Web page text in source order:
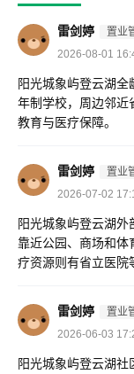
雷剑婷
置业
2026-08-01
阳光城象屿登云湖全
年制学校，周边邻近
教育与医疗保障。
雷剑婷
置业
2026-07-02
阳光城象屿登云湖外
靠近公园、商场和体
疗资源则有省立医院
雷剑婷
置业
2026-06-03
阳光城象屿登云湖